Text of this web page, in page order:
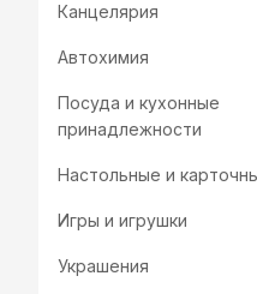
Канцелярия
Автохимия
Посуда и кухонные
принадлежности
Настольные и
Игры и игрушки
Украшения